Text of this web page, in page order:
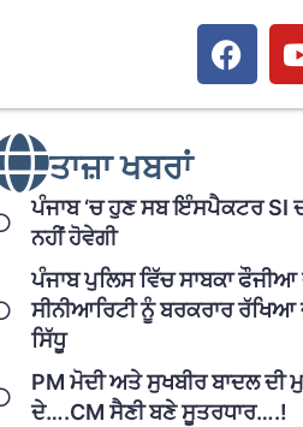
ਤਾਜ਼ਾ ਖਬਰਾਂ
ਪੰਜਾਬ ‘ਚ ਹੁਣ ਸਬ ਇੰਸਪੈਕਟਰ SI
ਨਹੀਂ ਹੋਵੇਗੀ
ਪੰਜਾਬ ਪੁਲਿਸ ਵਿੱਚ ਸਾਬਕਾ
ਸੀਨੀਆਰਿਟੀ ਨੂੰ ਬਰਕਰਾਰ
ਸਿੱਧੂ
PM ਮੋਦੀ ਅਤੇ ਸੁਖਬੀਰ ਬਾਦਲ ਦੀ
ਦੇ….CM ਸੈਣੀ ਬਣੇ ਸੂਤਰਧਾਰ….!